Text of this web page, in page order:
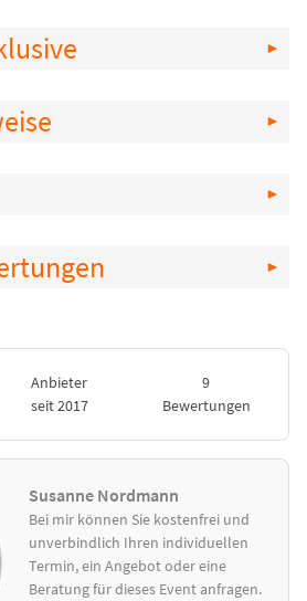
Anbieter
seit 2017
9
Bewertungen
Susanne Nordmann
Bei mir können Sie kostenfrei und
unverbindlich Ihren individuellen
Termin, ein Angebot oder eine
Beratung für dieses Event anfragen.